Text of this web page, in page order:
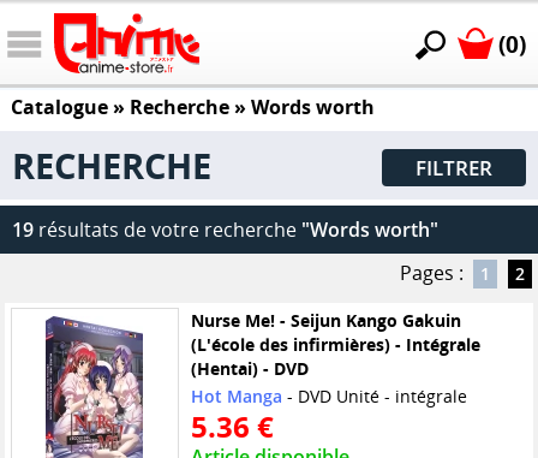
(0)
Catalogue» Recherche » Words worth
RECHERCHE FILTRER
19 résultats de votre recherche "Words worth"
Pages :
1 2
Nurse Me! - Seijun Kango Gakuin
(L'école des infirmières) - Intégrale
(Hentai) - DVD
Hot Manga - DVD Unité - intégrale
5.36 €